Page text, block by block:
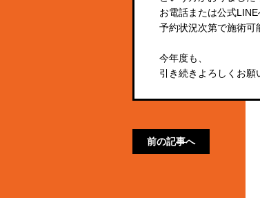
お電話または公式LINE
予約状況次第で施術可
今年度も、
引き続きよろしくお願
前の記事へ